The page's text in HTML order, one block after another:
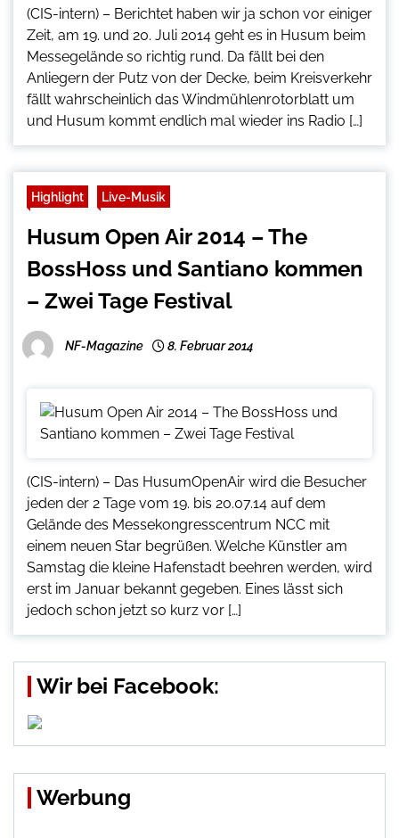
(CIS-intern) – Berichtet haben wir ja schon vor einiger
Zeit, am 19. und 20. Juli 2014 geht es in Husum beim
Messegelände so richtig rund. Da fällt bei den
Anliegern der Putz von der Decke, beim Kreisverkehr
fällt wahrscheinlich das Windmühlenrotorblatt um
und Husum kommt endlich mal wieder ins Radio […]
Highlight Live-Musik
Husum Open Air 2014 – The
BossHoss und Santiano kommen
– Zwei Tage Festival
NF-Magazine 8. Februar 2014
(CIS-intern) – Das HusumOpenAir wird die Besucher
jeden der 2 Tage vom 19. bis 20.07.14 auf dem
Gelände des Messekongresscentrum NCC mit
einem neuen Star begrüßen. Welche Künstler am
Samstag die kleine Hafenstadt beehren werden, wird
erst im Januar bekannt gegeben. Eines lässt sich
jedoch schon jetzt so kurz vor […]
Wir bei Facebook:
Werbung